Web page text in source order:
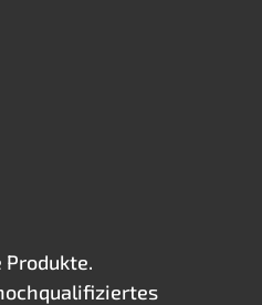
Produkte.